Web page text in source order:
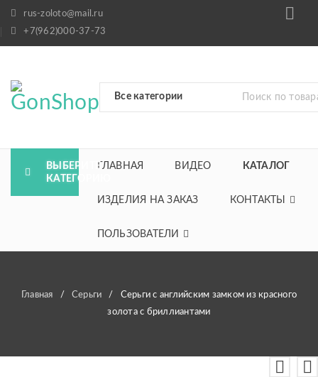
rus-zoloto@mail.ru
+7(962)000-37-73
ВЫБЕРИТЕ
КАТЕГОРИЮ
ГЛАВНАЯ ВИДЕО КАТАЛОГ
ИЗДЕЛИЯ НА ЗАКАЗ КОНТАКТЫ
ПОЛЬЗОВАТЕЛИ
Главная / Серьги /
Серьги с английским замком из красного
золота с бриллиантами